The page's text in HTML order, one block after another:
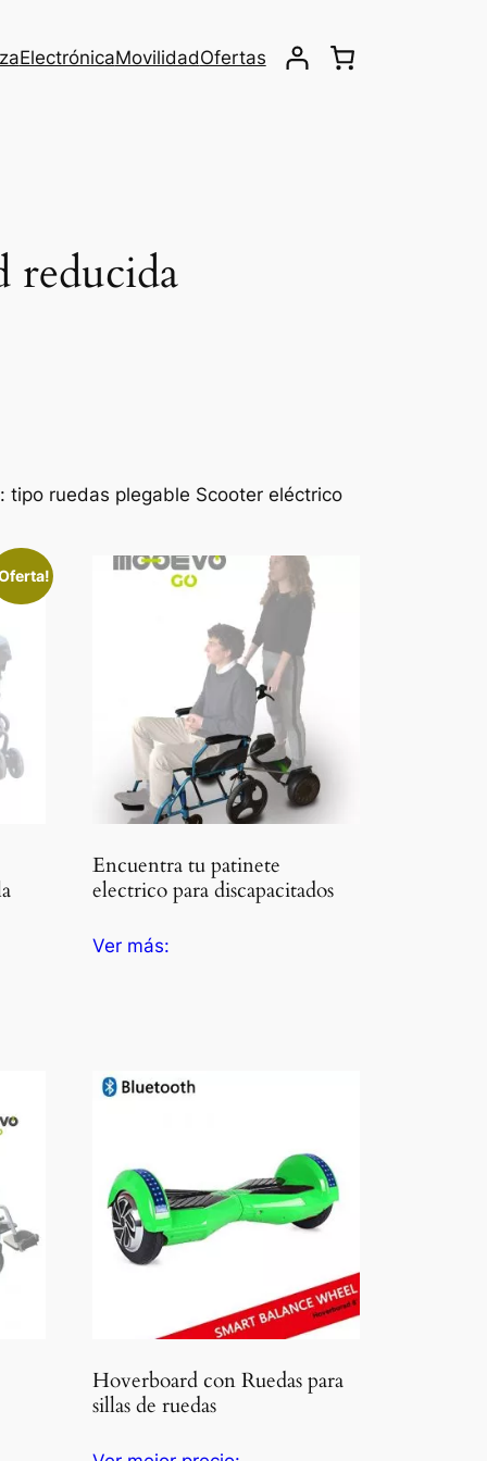
ElectrónicaMovilidadOfertas
reducida
tipo ruedas plegable Scooter eléctrico
Encuentra tu patinete
electrico para discapacitados
Ver más:
Hoverboard con Ruedas para
sillas de ruedas